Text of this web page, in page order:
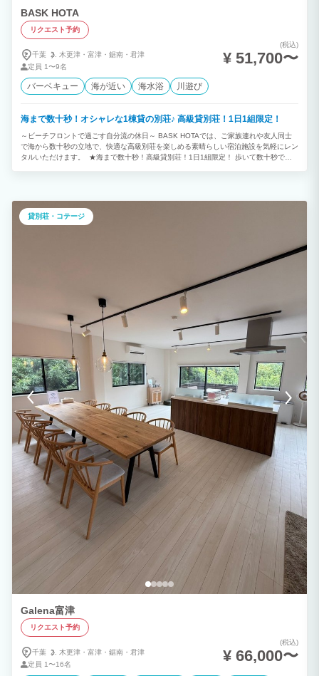
BASK HOTA
リクエスト予約
千葉 木更津・ 富津・ 鋸南・ 君津
定員 1〜9名
(税込)
¥ 51,700〜
バーベキュー 海が近い 海水浴 川遊び
海まで数十秒！オシャレな1棟貸の別荘♪ 高級貸別荘！1日1組限定！
～ビーチフロントで過ごす自分流の休日～ BASK HOTAでは、ご家族連れや友人同士
で海から数十秒の立地で、快適な高級別荘を楽しめる素晴らしい宿泊施設を気軽にレン
タルいただけます。 ★海まで数十秒！高級貸別荘！1日1組限定！ 歩いて数十秒で元
みいただけます。 雨天時はBBQコンロをタイルデッキの上に設置させていただきま
す。 ※台風等で強風、暴風となります際はオーニングが破損する恐れがございますの
で、オーニングはご使用いただけません。 ★広々ジェットバス！ TOTO SYNLAのい
ってください。 ★ルーフトップから天気の良い日は富士山も！ BASK HOTAのルーフ
トップから天気の良い日には富士山を望むこともできます。 温水シャワーがございま
貸別荘・コテージ
Galena富津
リクエスト予約
千葉 木更津・ 富津・ 鋸南・ 君津
定員 1〜16名
(税込)
¥ 66,000〜